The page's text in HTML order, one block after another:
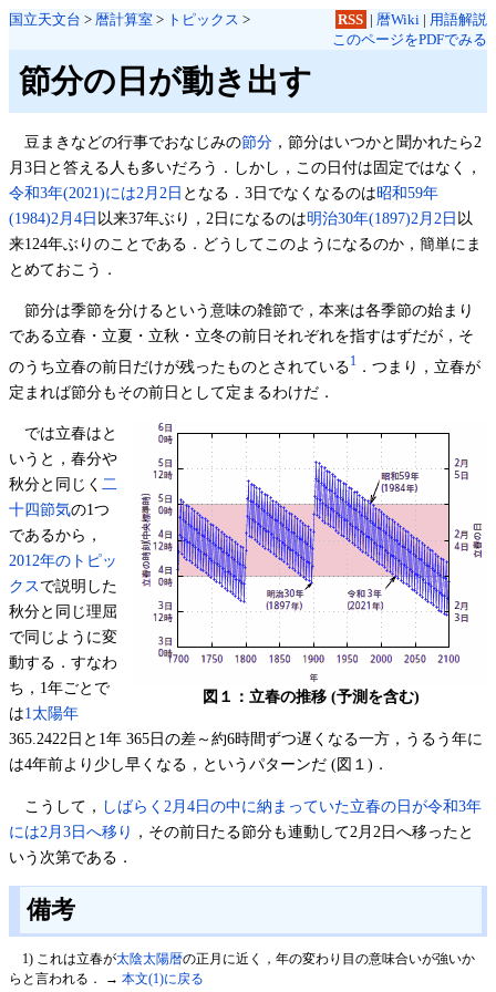
国立天文台 > 暦計算室 > トピックス > RSS | 暦Wiki | 用語解説
このページをPDFでみる
節分の日が動き出す
豆まきなどの行事でおなじみの節分 ，節分はいつかと聞かれたら2
月3日と答える人も多いだろう．しかし，この日付は固定ではなく，
令和3年(2021)には2月2日 となる．3日でなくなるのは昭和59年
(1984)2月4日 以来37年ぶり，2日になるのは明治30年(1897)2月2日 以
来124年ぶりのことである．どうしてこのようになるのか，簡単にま
とめておこう．
節分は季節を分けるという意味の雑節で，本来は各季節の始まり
である立春・立夏・立秋・立冬の前日それぞれを指すはずだが，そ
のうち立春の前日だけが残ったものとされている1
．つまり，立春が
定まれば節分もその前日として定まるわけだ．
図１：立春の推移 (予測を含む)
では立春はと
いうと，春分や
秋分と同じく 二
十四節気の1つ
であるから，
2012年のトピッ
クスで説明した
秋分と同じ理屈
で同じように変
動する．すなわ
ち，1年ごとで
は1太陽年
365.2422日と1年 365日の差～約6時間ずつ遅くなる一方，うるう年に
は4年前より少し早くなる，というパターンだ (図１)．
こうして， しばらく2月4日の中に納まっていた立春の日が令和3年
には2月3日へ移り ，その前日たる節分も連動して2月2日へ移ったと
いう次第である．
備考
1) これは立春が太陰太陽暦の正月に近く，年の変わり目の意味合いが強いか
らと言われる． → 本文(1)に戻る